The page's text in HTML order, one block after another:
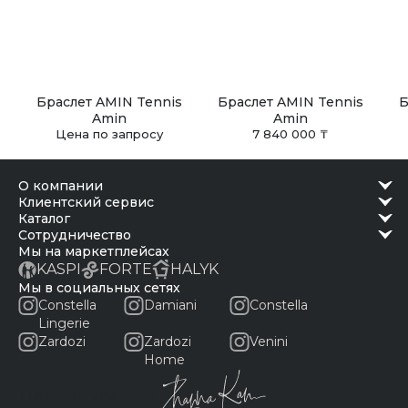
Браслет AMIN Tennis
Amin
Цена по запросу
Браслет AMIN Tennis
Amin
7 840 000 ₸
о компании
клиентский сервис
каталог
сотрудничество
Мы на маркетплейсах
KASPI FORTE HALYK
Мы в социальных сетях
Constella
Lingerie
Damiani Constella
Zardozi
Zardozi
Home
Venini